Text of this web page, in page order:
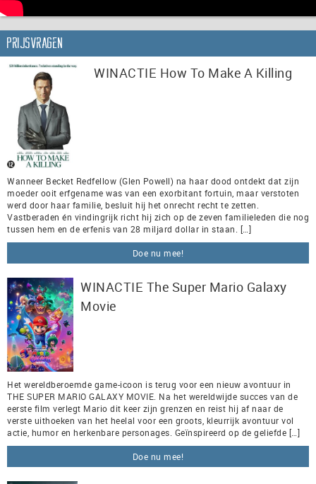
Prijsvragen
WINACTIE How To Make A Killing
Wanneer Becket Redfellow (Glen Powell) na haar dood ontdekt dat zijn
moeder ooit erfgename was van een exorbitant fortuin, maar verstoten
werd door haar familie, besluit hij het onrecht recht te zetten.
Vastberaden én vindingrijk richt hij zich op de zeven familieleden die nog
tussen hem en de erfenis van 28 miljard dollar in staan. […]
Doe nu mee!
WINACTIE The Super Mario Galaxy
Movie
Het wereldberoemde game-icoon is terug voor een nieuw avontuur in
THE SUPER MARIO GALAXY MOVIE. Na het wereldwijde succes van de
eerste film verlegt Mario dit keer zijn grenzen en reist hij af naar de
verste uithoeken van het heelal voor een groots, kleurrijk avontuur vol
actie, humor en herkenbare personages. Geïnspireerd op de geliefde […]
Doe nu mee!